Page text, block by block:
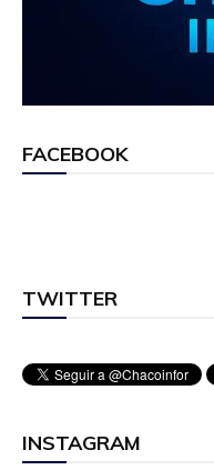
FACEBOOK
TWITTER
INSTAGRAM